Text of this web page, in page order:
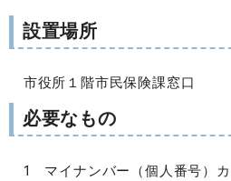
設置場所
市役所１階市民保険課窓口
必要なもの
1 マイナンバー（個人番号）カ